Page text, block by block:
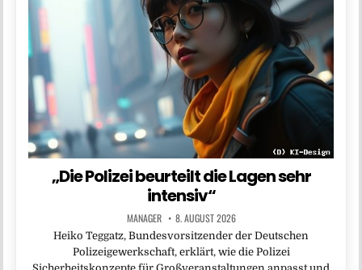
„Die Polizei beurteilt die Lagen sehr
intensiv“
MANAGER 8. AUGUST 2026
Heiko Teggatz, Bundesvorsitzender der Deutschen
Polizeigewerkschaft, erklärt, wie die Polizei